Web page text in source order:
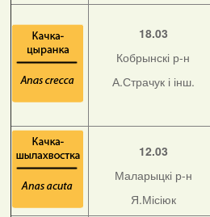
18.03
Кобрынскі р-н
А.Страчук і інш.
12.03
Маларыцкі р-н
Я.Місіюк